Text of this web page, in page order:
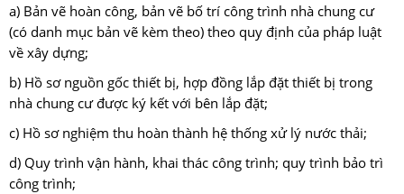
a) Bản vẽ hoàn công, bản vẽ bố trí công trình nhà chung cư
(có danh mục bản vẽ kèm theo) theo quy định của pháp luật
về xây dựng;
b) Hồ sơ nguồn gốc thiết bị, hợp đồng lắp đặt thiết bị trong
nhà chung cư được ký kết với bên lắp đặt;
c) Hồ sơ nghiệm thu hoàn thành hệ thống xử lý nước thải;
d) Quy trình vận hành, khai thác công trình; quy trình bảo trì
công trình;